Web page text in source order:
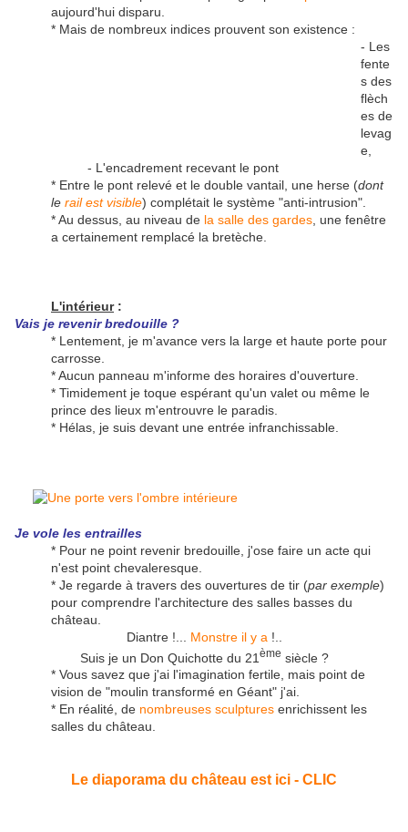
aujourd'hui disparu.
* Mais de nombreux indices prouvent son existence :
- Les
fente
s des
flèch
es de
levag
e,
- L'encadrement recevant le pont
* Entre le pont relevé et le double vantail, une herse (dont
le rail est visible) complétait le système "anti-intrusion".
* Au dessus, au niveau de la salle des gardes , une fenêtre
a certainement remplacé la bretèche.
L'intérieur:
Vais je revenir bredouille ?
* Lentement, je m'avance vers la large et haute porte pour
carrosse.
* Aucun panneau m'informe des horaires d'ouverture.
* Timidement je toque espérant qu'un valet ou même le
prince des lieux m'entrouvre le paradis.
* Hélas, je suis devant une entrée infranchissable.
Je vole les entrailles
* Pour ne point revenir bredouille, j'ose faire un acte qui
n'est point chevaleresque.
* Je regarde à travers des ouvertures de tir (par exemple)
pour comprendre l'architecture des salles basses du
château.
Diantre !... Monstre il y a !..
Suis je un Don Quichotte du 21 ème siècle ?
* Vous savez que j'ai l'imagination fertile, mais point de
vision de "moulin transformé en Géant" j'ai.
* En réalité, de nombreuses sculptures enrichissent les
salles du château.
Le diaporama du château est ici - CLIC